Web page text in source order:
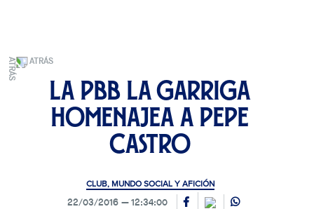
ATRÁS
La PBB La Garriga
homenajea a Pepe
Castro
CLUB, MUNDO SOCIAL Y AFICIÓN
22/03/2016 12:34:00